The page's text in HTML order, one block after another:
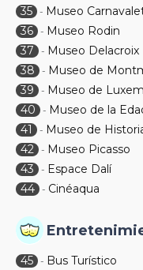
35 - Museo
36 - Museo Rodin
37
- Museo Delacroix
38
- Museo de
39
- Museo de
40
- Museo de la
41
- Museo de
42 - Museo Picasso
43
- Espace Dalí
44 - Cinéaqua
45 - Bus Turístico